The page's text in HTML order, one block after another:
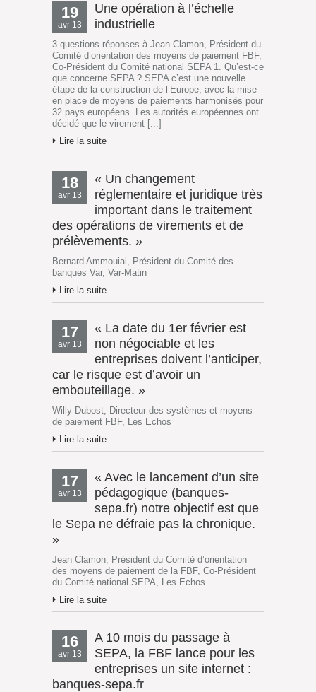
19
avr 13
Une opération à l’échelle
industrielle
3 questions-réponses à Jean Clamon, Président du
Comité d’orientation des moyens de paiement FBF,
Co-Président du Comité national SEPA 1. Qu’est-ce
que concerne SEPA ? SEPA c’est une nouvelle
étape de la construction de l’Europe, avec la mise
en place de moyens de paiements harmonisés pour
32 pays européens. Les autorités européennes ont
décidé que le virement [...]
Lire la suite
18
avr 13
« Un changement
réglementaire et juridique très
important dans le traitement
des opérations de virements et de
prélèvements. »
Bernard Ammouial, Président du Comité des
banques Var, Var-Matin
Lire la suite
17
avr 13
« La date du 1er février est
non négociable et les
entreprises doivent l’anticiper,
car le risque est d’avoir un
embouteillage. »
Willy Dubost, Directeur des systèmes et moyens
de paiement FBF, Les Echos
Lire la suite
17
avr 13
« Avec le lancement d’un site
pédagogique (banques-
sepa.fr) notre objectif est que
le Sepa ne défraie pas la chronique.
»
Jean Clamon, Président du Comité d’orientation
des moyens de paiement de la FBF, Co-Président
du Comité national SEPA, Les Echos
Lire la suite
16
avr 13
A 10 mois du passage à
SEPA, la FBF lance pour les
entreprises un site internet :
banques-sepa.fr